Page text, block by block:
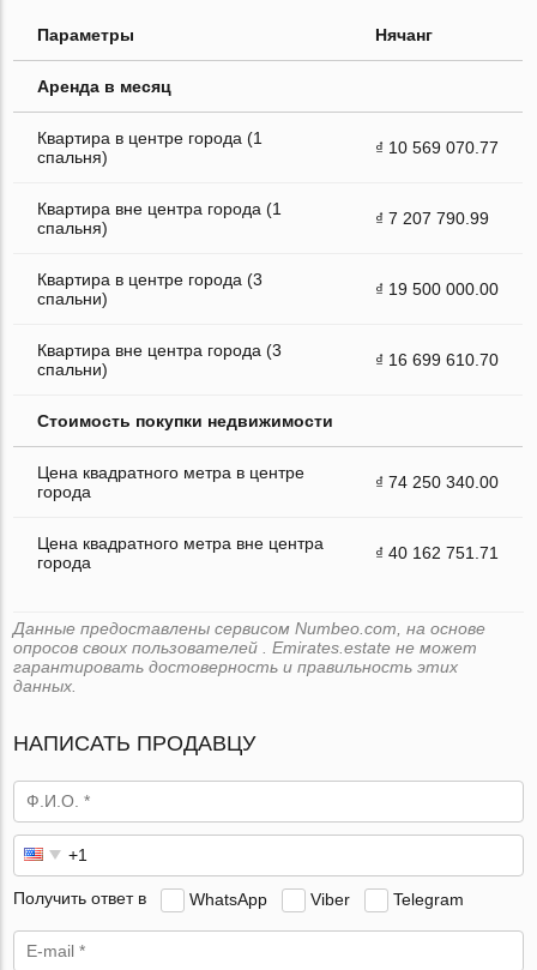
Параметры Нячанг
Аренда в месяц
Квартира в центре города (1
спальня)
₫ 10 569 070.77
Квартира вне центра города (1
спальня)
₫ 7 207 790.99
Квартира в центре города (3
спальни)
₫ 19 500 000.00
Квартира вне центра города (3
спальни)
₫ 16 699 610.70
Стоимость покупки недвижимости
Цена квадратного метра в центре
города
₫ 74 250 340.00
Цена квадратного метра вне центра
города
₫ 40 162 751.71
Данные предоставлены сервисом Numbeo.com, на основе
опросов своих пользователей . Emirates.estate не может
гарантировать достоверность и правильность этих
данных.
НАПИСАТЬ ПРОДАВЦУ
Получить ответ в WhatsApp Viber Telegram